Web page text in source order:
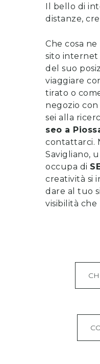
Il bello di
distanze,
Che cosa
sito internet
del suo
viaggiare
tirato o
negozio
sei alla
seo a
contattarci.
Savigliano,
occupa di
creatività si
dare al tuo
visibilità che